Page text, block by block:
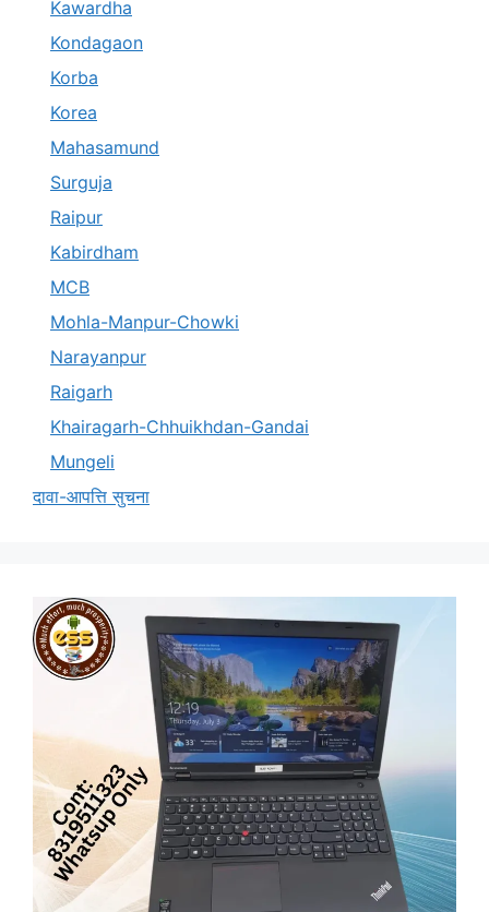
Kawardha
Kondagaon
Korba
Korea
Mahasamund
Surguja
Raipur
Kabirdham
MCB
Mohla-Manpur-Chowki
Narayanpur
Raigarh
Khairagarh-Chhuikhdan-Gandai
Mungeli
दावा-आपत्ति सुचना